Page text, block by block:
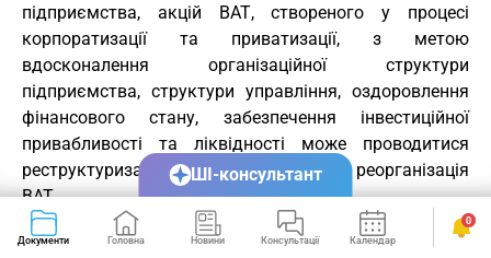
підприємства, акцій ВАТ, створеного у процесі
корпоратизації та приватизації, з метою
вдосконалення організаційної структури
підприємства, структури управління, оздоровлення
фінансового стану, забезпечення інвестиційної
привабливості та ліквідності може проводитися
реструктуризація підприємства або реорганізація
ВАТ.
24. Рішення про реструктуризацію приймається
Документи Головна Новини Консультації Календар Сервіси
0
ШІ-консультант